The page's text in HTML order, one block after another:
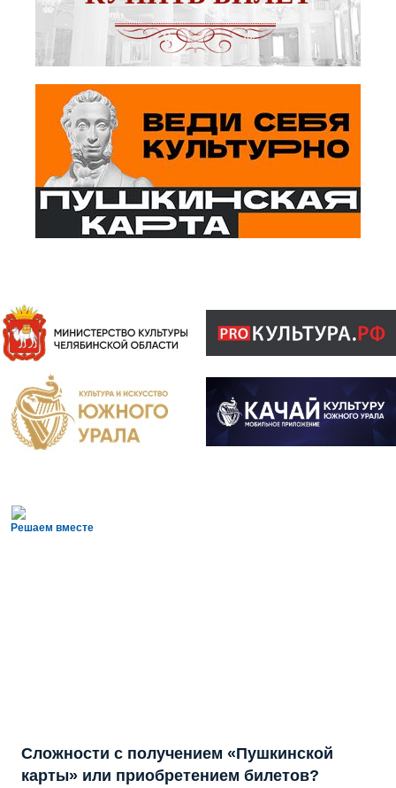
Решаем вместе
Сложности с получением «Пушкинской
карты» или приобретением билетов?